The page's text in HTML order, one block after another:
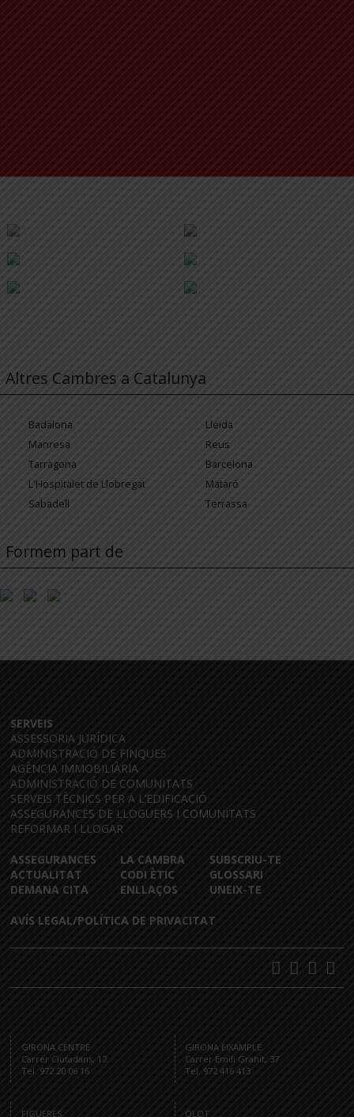
Altres Cambres a Catalunya
Badalona
Lleida
Manresa
Reus
Tarragona
Barcelona
L'Hospitalet de Llobregat
Mataró
Sabadell
Terrassa
Formem part de
SERVEIS
ASSESSORIA JURÍDICA
ADMINISTRACIÓ DE FINQUES
AGÈNCIA IMMOBILIÀRIA
ADMINISTRACIÓ DE COMUNITATS
SERVEIS TÈCNICS PER A L’EDIFICACIÓ
ASSEGURANCES DE LLOGUERS I COMUNITATS
REFORMAR I LLOGAR
ASSEGURANCES
ACTUALITAT
DEMANA CITA
LA CAMBRA
CODI ÈTIC
ENLLAÇOS
SUBSCRIU-TE
GLOSSARI
UNEIX-TE
AVÍS LEGAL/POLÍTICA DE PRIVACITAT
GIRONA CENTRE
Carrer Ciutadans, 12
Tel. 972 20 06 16
GIRONA EIXAMPLE
Carrer Emili Grahit, 37
Tel. 972 416 413
FIGUERES OLOT